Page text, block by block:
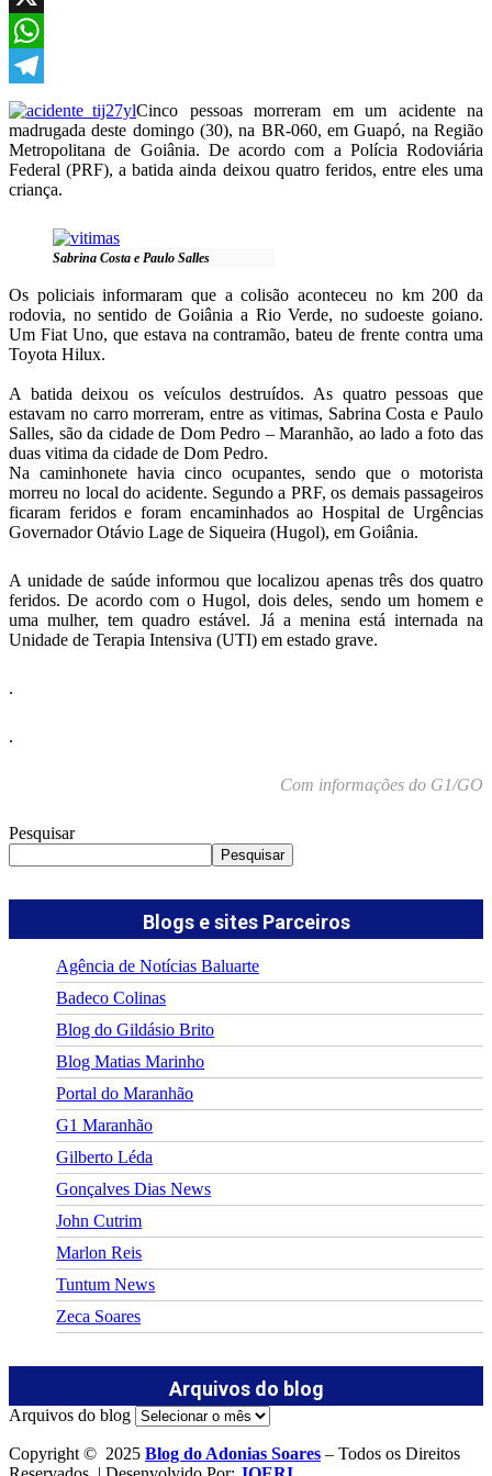
X
WhatsApp
Telegram
Cinco pessoas morreram em um acidente na
madrugada deste domingo (30), na BR-060, em Guapó, na Região
Metropolitana de Goiânia. De acordo com a Polícia Rodoviária
Federal (PRF), a batida ainda deixou quatro feridos, entre eles uma
criança.
Sabrina Costa e Paulo Salles
Os policiais informaram que a colisão aconteceu no km 200 da
rodovia, no sentido de Goiânia a Rio Verde, no sudoeste goiano.
Um Fiat Uno, que estava na contramão, bateu de frente contra uma
Toyota Hilux.
A batida deixou os veículos destruídos. As quatro pessoas que
estavam no carro morreram, entre as vitimas, Sabrina Costa e Paulo
Salles, são da cidade de Dom Pedro – Maranhão, ao lado a foto das
duas vitima da cidade de Dom Pedro.
Na caminhonete havia cinco ocupantes, sendo que o motorista
morreu no local do acidente. Segundo a PRF, os demais passageiros
ficaram feridos e foram encaminhados ao Hospital de Urgências
Governador Otávio Lage de Siqueira (Hugol), em Goiânia.
A unidade de saúde informou que localizou apenas três dos quatro
feridos. De acordo com o Hugol, dois deles, sendo um homem e
uma mulher, tem quadro estável. Já a menina está internada na
Unidade de Terapia Intensiva (UTI) em estado grave.
.
.
Com informações do G1/GO
Pesquisar
Pesquisar
Blogs e sites Parceiros
Agência de Notícias Baluarte
Badeco Colinas
Blog do Gildásio Brito
Blog Matias Marinho
Portal do Maranhão
G1 Maranhão
Gilberto Léda
Gonçalves Dias News
John Cutrim
Marlon Reis
Tuntum News
Zeca Soares
Arquivos do blog
Arquivos do blog
Copyright © 2025 Blog do Adonias Soares – Todos os Direitos